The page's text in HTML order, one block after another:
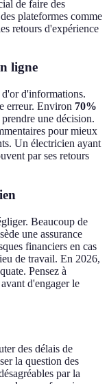
de faire des
plateformes comme
retours d'expérience
ligne
d'informations.
erreur. Environ 70%
une décision.
pour mieux
Un électricien ayant
par ses retours
Beaucoup de
une assurance
financiers en cas
de travail. En 2026,
Pensez à
d'engager le
des délais de
la question des
par la